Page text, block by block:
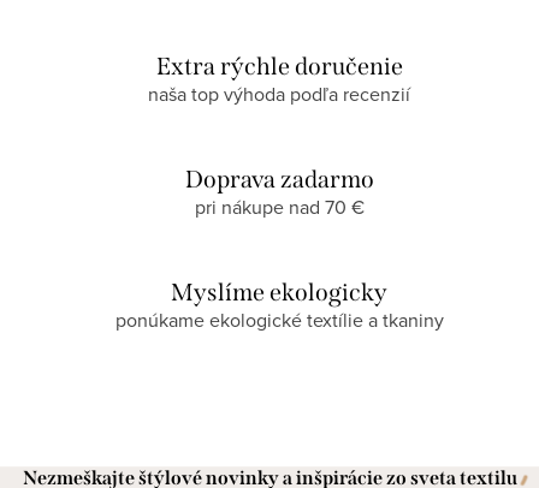
Extra rýchle doručenie
naša top výhoda podľa recenzií
Doprava zadarmo
pri nákupe nad 70 €
Myslíme ekologicky
ponúkame ekologické textílie a tkaniny
Nezmeškajte štýlové novinky a inšpirácie zo sveta textilu